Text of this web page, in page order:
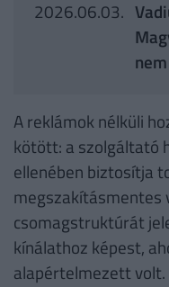
2026.06.03.
A reklámok nélküli
kötött: a szolgáltató
ellenében biztosítja
megszakításmentes
csomagstruktúrát
kínálathoz képest,
alapértelmezett volt.